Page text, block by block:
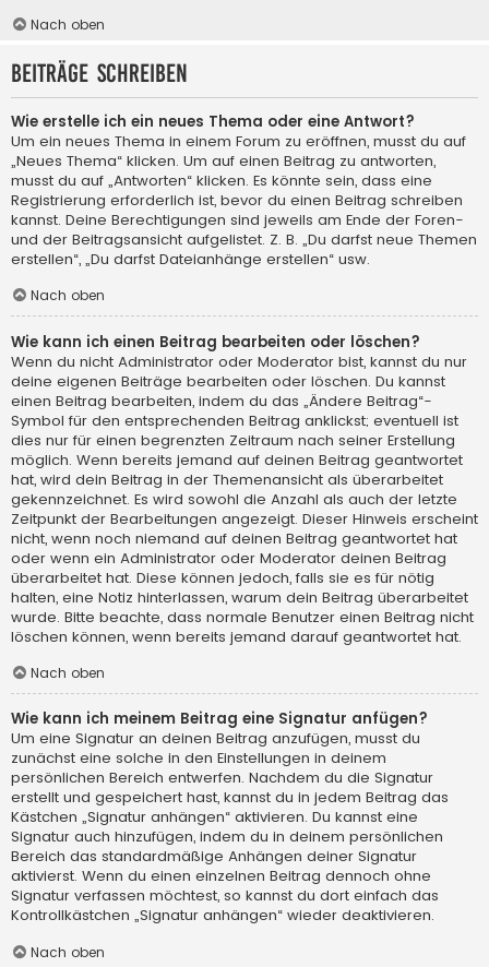
Nach oben
Beiträge schreiben
Wie erstelle ich ein neues Thema oder eine Antwort?
Um ein neues Thema in einem Forum zu eröffnen, musst du auf
„Neues Thema“ klicken. Um auf einen Beitrag zu antworten,
musst du auf „Antworten“ klicken. Es könnte sein, dass eine
Registrierung erforderlich ist, bevor du einen Beitrag schreiben
kannst. Deine Berechtigungen sind jeweils am Ende der Foren-
und der Beitragsansicht aufgelistet. Z. B. „Du darfst neue Themen
erstellen“, „Du darfst Dateianhänge erstellen“ usw.
Nach oben
Wie kann ich einen Beitrag bearbeiten oder löschen?
Wenn du nicht Administrator oder Moderator bist, kannst du nur
deine eigenen Beiträge bearbeiten oder löschen. Du kannst
einen Beitrag bearbeiten, indem du das „Ändere Beitrag“-
Symbol für den entsprechenden Beitrag anklickst; eventuell ist
dies nur für einen begrenzten Zeitraum nach seiner Erstellung
möglich. Wenn bereits jemand auf deinen Beitrag geantwortet
hat, wird dein Beitrag in der Themenansicht als überarbeitet
gekennzeichnet. Es wird sowohl die Anzahl als auch der letzte
Zeitpunkt der Bearbeitungen angezeigt. Dieser Hinweis erscheint
nicht, wenn noch niemand auf deinen Beitrag geantwortet hat
oder wenn ein Administrator oder Moderator deinen Beitrag
überarbeitet hat. Diese können jedoch, falls sie es für nötig
halten, eine Notiz hinterlassen, warum dein Beitrag überarbeitet
wurde. Bitte beachte, dass normale Benutzer einen Beitrag nicht
löschen können, wenn bereits jemand darauf geantwortet hat.
Nach oben
Wie kann ich meinem Beitrag eine Signatur anfügen?
Um eine Signatur an deinen Beitrag anzufügen, musst du
zunächst eine solche in den Einstellungen in deinem
persönlichen Bereich entwerfen. Nachdem du die Signatur
erstellt und gespeichert hast, kannst du in jedem Beitrag das
Kästchen „Signatur anhängen“ aktivieren. Du kannst eine
Signatur auch hinzufügen, indem du in deinem persönlichen
Bereich das standardmäßige Anhängen deiner Signatur
aktivierst. Wenn du einen einzelnen Beitrag dennoch ohne
Signatur verfassen möchtest, so kannst du dort einfach das
Kontrollkästchen „Signatur anhängen“ wieder deaktivieren.
Nach oben